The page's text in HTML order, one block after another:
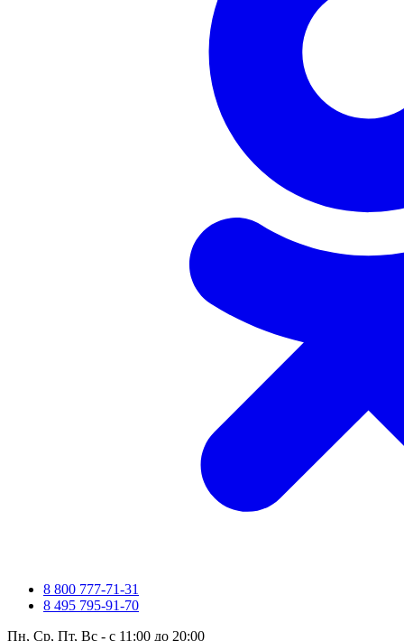
8 800 777-71-31
8 495 795-91-70
Пн, Ср, Пт, Вс - с 11:00 до 20:00